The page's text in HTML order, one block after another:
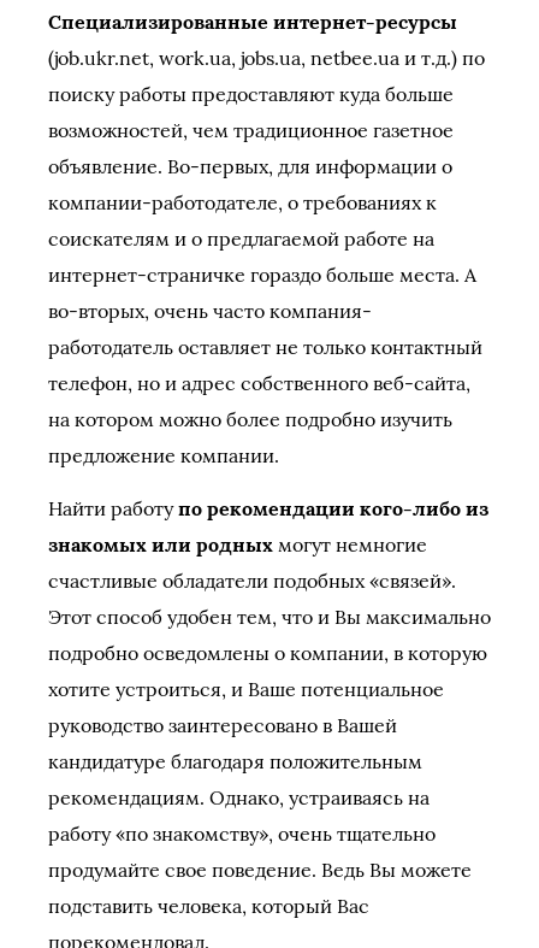
Специализированные интернет-ресурсы
(job.ukr.net, work.ua, jobs.ua, netbee.ua и т.д.) по
поиску работы предоставляют куда больше
возможностей, чем традиционное газетное
объявление. Во-первых, для информации о
компании-работодателе, о требованиях к
соискателям и о предлагаемой работе на
интернет-страничке гораздо больше места. А
во-вторых, очень часто компания-
работодатель оставляет не только контактный
телефон, но и адрес собственного веб-сайта,
на котором можно более подробно изучить
предложение компании.
Найти работупо рекомендации кого-либо из
знакомых или родных могут немногие
счастливые обладатели подобных «связей».
Этот способ удобен тем, что и Вы максимально
подробно осведомлены о компании, в которую
хотите устроиться, и Ваше потенциальное
руководство заинтересовано в Вашей
кандидатуре благодаря положительным
рекомендациям. Однако, устраиваясь на
работу «по знакомству», очень тщательно
продумайте свое поведение. Ведь Вы можете
подставить человека, который Вас
порекомендовал.